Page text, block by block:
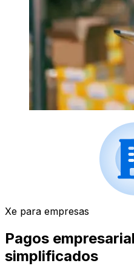
Xe para empresas
Pagos
simplificados